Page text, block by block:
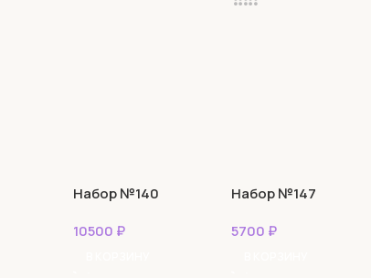
Набор №140
10500 ₽
Набор №147
5700 ₽